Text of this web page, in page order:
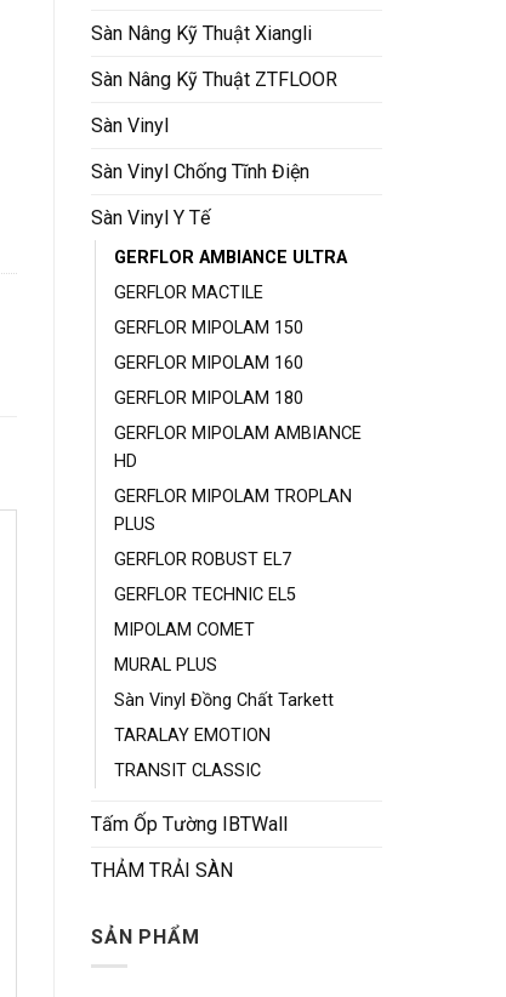
Sàn Nâng Kỹ Thuật Xiangli
Sàn Nâng Kỹ Thuật ZTFLOOR
Sàn Vinyl
Sàn Vinyl Chống Tĩnh Điện
Sàn Vinyl Y Tế
GERFLOR AMBIANCE ULTRA
GERFLOR MACTILE
GERFLOR MIPOLAM 150
GERFLOR MIPOLAM 160
GERFLOR MIPOLAM 180
GERFLOR MIPOLAM AMBIANCE
HD
GERFLOR MIPOLAM TROPLAN
PLUS
GERFLOR ROBUST EL7
GERFLOR TECHNIC EL5
MIPOLAM COMET
MURAL PLUS
Sàn Vinyl Đồng Chất Tarkett
TARALAY EMOTION
TRANSIT CLASSIC
Tấm Ốp Tường IBTWall
THẢM TRẢI SÀN
SẢN PHẨM